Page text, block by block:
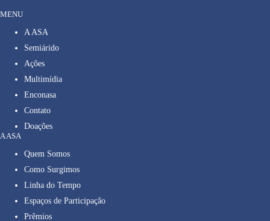
MENU
A ASA
Semiárido
Ações
Multimídia
Enconasa
Contato
Doações
A ASA
Quem Somos
Como Surgimos
Linha do Tempo
Espaços de Participação
Prêmios